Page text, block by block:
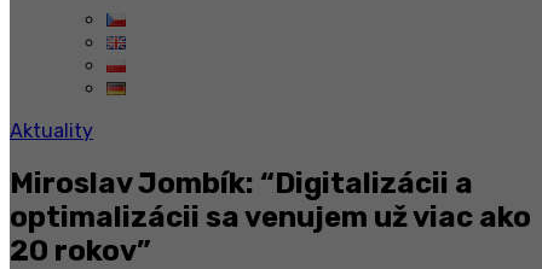
Aktuality
Miroslav Jombík: “Digitalizácii a
optimalizácii sa venujem už viac ako
20 rokov”